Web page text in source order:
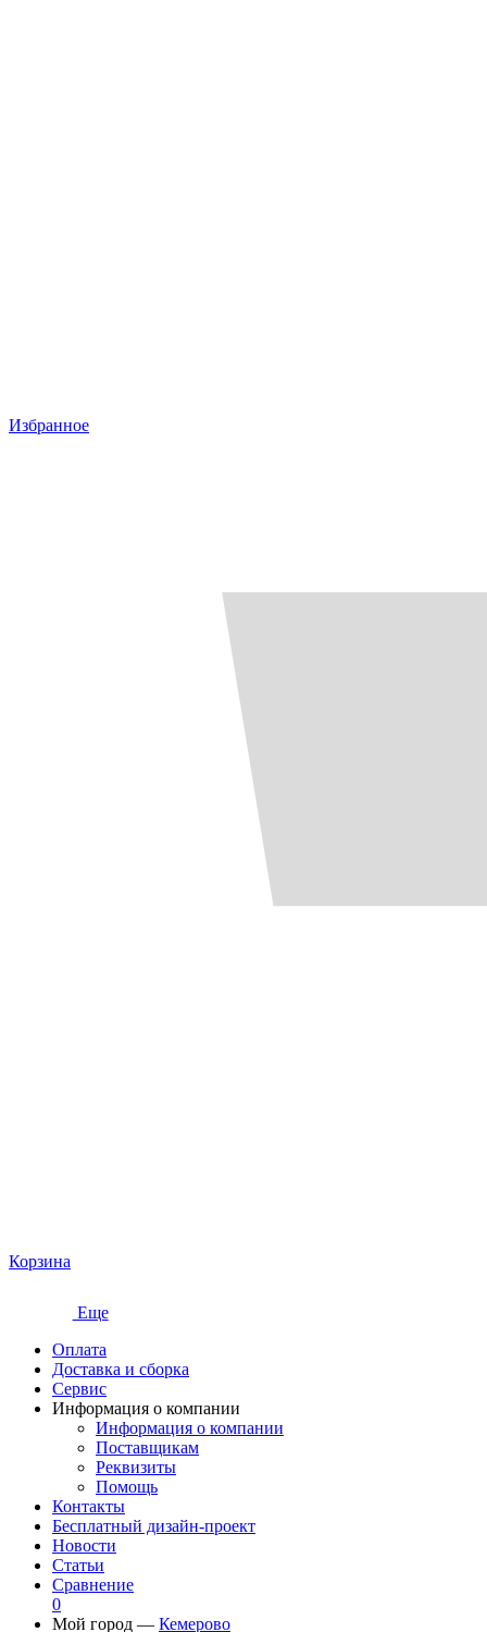
Избранное
Корзина
Еще
Оплата
Доставка и сборка
Сервис
Информация о компании
Информация о компании
Поставщикам
Реквизиты
Помощь
Контакты
Бесплатный дизайн-проект
Новости
Статьи
Сравнение
0
Мой город — Кемерово